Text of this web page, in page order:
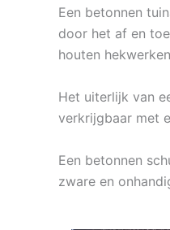
Een betonnen
door het af en
houten
Het uiterlijk van
verkrijgbaar met
Een betonnen
zware en